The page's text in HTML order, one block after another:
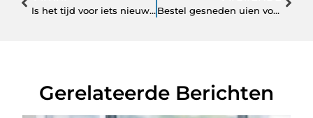
Is het tijd voor iets nieuws op je slaapkamer? Bij KNUS Lifestyle vind je tal van leuke items die je Bestel gesneden uien voor uw groothandel bij dit bedrijf
Gerelateerde Berichten